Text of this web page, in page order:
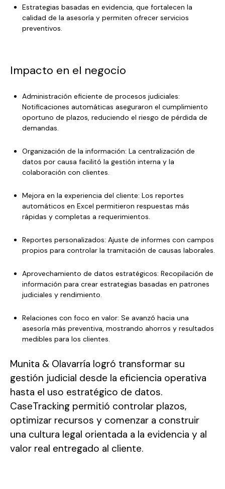
Estrategias basadas en evidencia, que fortalecen la
calidad de la asesoría y permiten ofrecer servicios
preventivos.
Impacto en el negocio
Administración eficiente de procesos judiciales:
Notificaciones automáticas aseguraron el cumplimiento
oportuno de plazos, reduciendo el riesgo de pérdida de
demandas.
Organización de la información: La centralización de
datos por causa facilitó la gestión interna y la
colaboración con clientes.
Mejora en la experiencia del cliente: Los reportes
automáticos en Excel permitieron respuestas más
rápidas y completas a requerimientos.
Reportes personalizados: Ajuste de informes con campos
propios para controlar la tramitación de causas laborales.
Aprovechamiento de datos estratégicos: Recopilación de
información para crear estrategias basadas en patrones
judiciales y rendimiento.
Relaciones con foco en valor: Se avanzó hacia una
asesoría más preventiva, mostrando ahorros y resultados
medibles para los clientes.
Munita & Olavarría logró transformar su
gestión judicial desde la eficiencia operativa
hasta el uso estratégico de datos.
CaseTracking permitió controlar plazos,
optimizar recursos y comenzar a construir
una cultura legal orientada a la evidencia y al
valor real entregado al cliente.